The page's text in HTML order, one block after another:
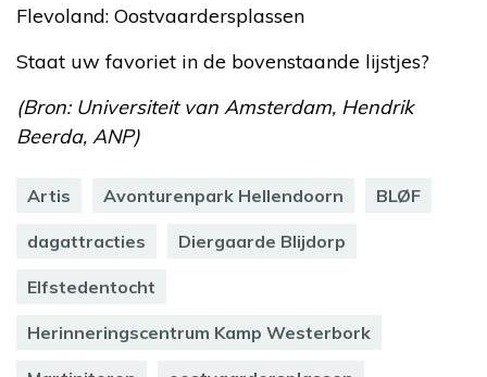
Flevoland: Oostvaardersplassen
Staat uw favoriet in de bovenstaande lijstjes?
(Bron: Universiteit van Amsterdam, Hendrik
Beerda, ANP)
Artis Avonturenpark Hellendoorn BLØF
dagattracties Diergaarde Blijdorp
Elfstedentocht
Herinneringscentrum Kamp Westerbork